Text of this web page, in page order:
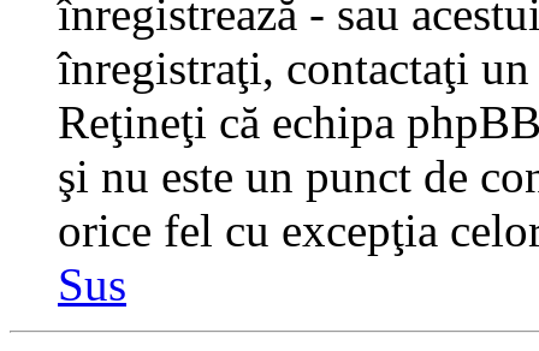
înregistrează - sau
înregistraţi, contactaţi
Reţineţi că echipa
şi nu este un punct de
orice fel cu excepţia
Sus